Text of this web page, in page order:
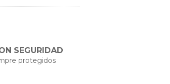
SEGURIDAD
protegidos